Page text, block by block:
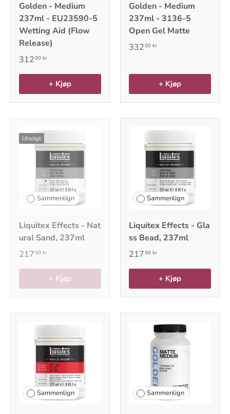
Golden - Medium
237ml - EU23590-5
Wetting Aid (Flow
Release)
31200 kr
+ Kjøp
Golden - Medium
237ml - 3136-5
Open Gel Matte
33200 kr
+ Kjøp
Utsolgt
Sammenlign
Liquitex Effects - Nat
ural Sand, 237ml
21700 kr
+ Kjøp
Sammenlign
Liquitex Effects - Gla
ss Bead, 237ml
21700 kr
+ Kjøp
Sammenlign Sammenlign